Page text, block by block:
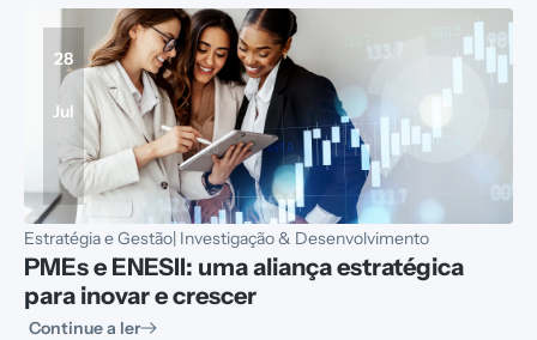
28
Jul
Estratégia e Gestão| Investigação & Desenvolvimento
PMEs e ENESII: uma aliança estratégica
para inovar e crescer
Continue a ler